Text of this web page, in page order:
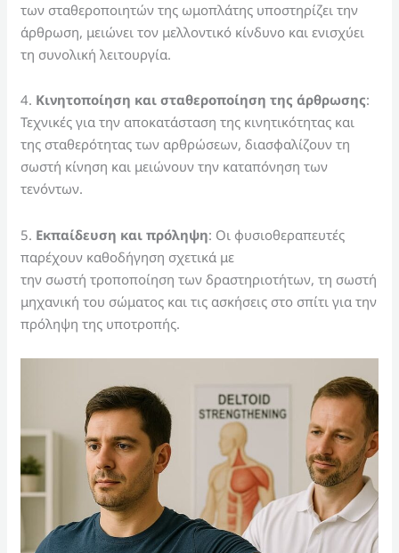
των σταθεροποιητών της ωμοπλάτης υποστηρίζει την
άρθρωση, μειώνει τον μελλοντικό κίνδυνο και ενισχύει
τη συνολική λειτουργία.
4. Κινητοποίηση και σταθεροποίηση της άρθρωσης:
Τεχνικές για την αποκατάσταση της κινητικότητας και
της σταθερότητας των αρθρώσεων, διασφαλίζουν τη
σωστή κίνηση και μειώνουν την καταπόνηση των
τενόντων.
5. Εκπαίδευση και πρόληψη: Οι φυσιοθεραπευτές
παρέχουν καθοδήγηση σχετικά με
την σωστή τροποποίηση των δραστηριοτήτων, τη σωστή
μηχανική του σώματος και τις ασκήσεις στο σπίτι για την
πρόληψη της υποτροπής.